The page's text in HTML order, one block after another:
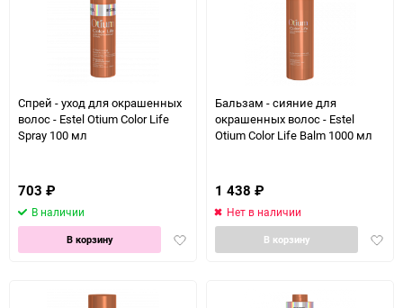
Спрей - уход для окрашенных
волос - Estel Otium Color Life
Spray 100 мл
703 ₽
В наличии
Добавить
В корзину
Бальзам - сияние для
окрашенных волос - Estel
Otium Color Life Balm 1000 мл
1 438 ₽
Нет в наличии
В корзину